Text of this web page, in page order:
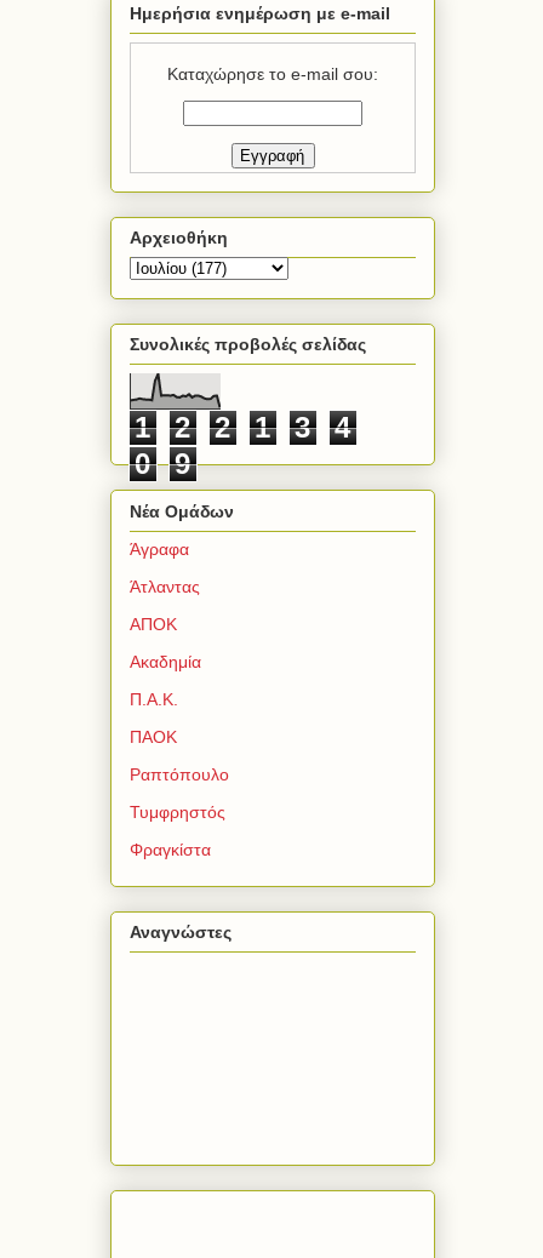
Ημερήσια ενημέρωση με e-mail
Καταχώρησε το e-mail σου:
Αρχειοθήκη
Συνολικές προβολές σελίδας
1 2 2 1 3
4
0
9
Νέα Ομάδων
Άγραφα
Άτλαντας
ΑΠΟΚ
Ακαδημία
Π.Α.Κ.
ΠΑΟΚ
Ραπτόπουλο
Τυμφρηστός
Φραγκίστα
Αναγνώστες